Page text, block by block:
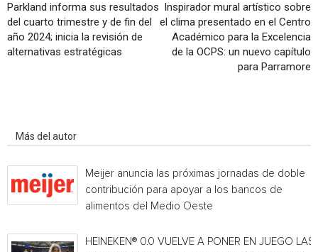
Parkland informa sus resultados
del cuarto trimestre y de fin del
año 2024; inicia la revisión de
alternativas estratégicas
Inspirador mural artístico sobre
el clima presentado en el Centro
Académico para la Excelencia
de la OCPS: un nuevo capítulo
para Parramore
Más del autor
Meijer anuncia las próximas jornadas de doble
contribución para apoyar a los bancos de
alimentos del Medio Oeste
HEINEKEN® 0.0 VUELVE A PONER EN JUEGO LAS